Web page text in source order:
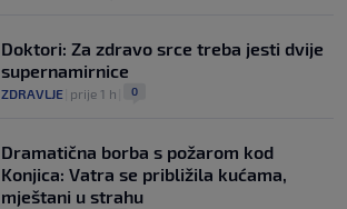
Doktori: Za zdravo srce treba jesti dvije
supernamirnice
ZDRAVLJE prije 1 h 0
Dramatična borba s požarom kod
Konjica: Vatra se približila kućama,
mještani u strahu